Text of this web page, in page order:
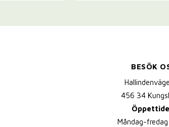
BESÖK
456 34
Måndag-